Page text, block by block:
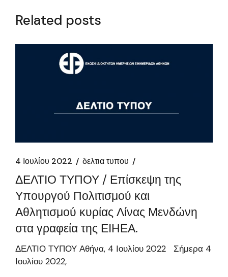
Related posts
4 Ιουλίου 2022 δελτια τυπου
ΔΕΛΤΙΟ ΤΥΠΟΥ / Επίσκεψη της
Υπουργού Πολιτισμού και
Αθλητισμού κυρίας Λίνας Μενδώνη
στα γραφεία της ΕΙΗΕΑ.
ΔΕΛΤΙΟ ΤΥΠΟΥ Αθήνα, 4 Ιουλίου 2022 Σήμερα 4
Ιουλίου 2022,